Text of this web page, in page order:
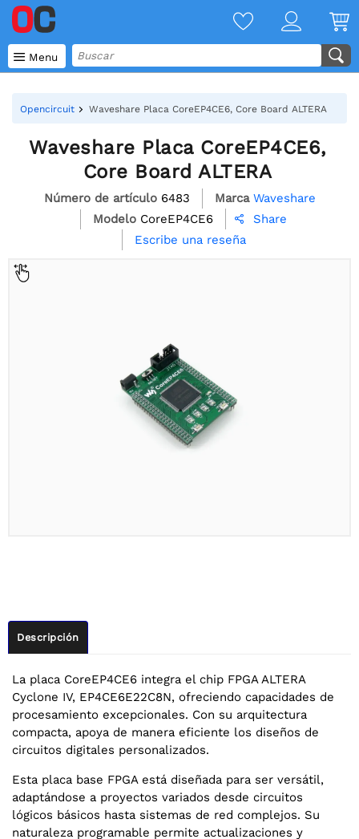
 Menu
Opencircuit Waveshare Placa CoreEP4CE6, Core Board ALTERA
Waveshare Placa CoreEP4CE6,
Core Board ALTERA
Número de artículo 6483 Marca Waveshare
Modelo CoreEP4CE6 
Share
Escribe una reseña
Descripción
La placa CoreEP4CE6 integra el chip FPGA ALTERA
Cyclone IV, EP4CE6E22C8N, ofreciendo capacidades de
procesamiento excepcionales. Con su arquitectura
compacta, apoya de manera eficiente los diseños de
circuitos digitales personalizados.
Esta placa base FPGA está diseñada para ser versátil,
adaptándose a proyectos variados desde circuitos
lógicos básicos hasta sistemas de red complejos. Su
naturaleza programable permite actualizaciones y